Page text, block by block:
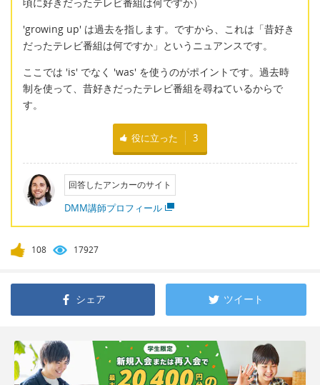
'growing up' は過去を指します。ですから、これは「昔好き
だったテレビ番組は何ですか」というニュアンスです。
ここでは 'is' でなく 'was' を使うのがポイントです。過去時
制を使って、昔好きだったテレビ番組を尋ねているからで
す。
役に立った 3
回答したアンカーのサイト
DMM講師プロフィール
108 17927
シェア ツイート